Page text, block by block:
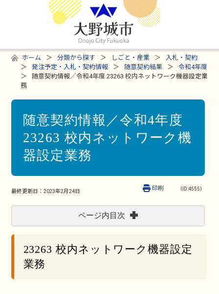
ホーム 分類から探す しごと・産業
入札・契約
発注予定・入札・契約情報
随意契約結果
令和4年度
随意契約情報／令和4年度 23263 校内ネットワーク機器設定業
務
随意契約情報／令和4年度
23263 校内ネットワーク機
器設定業務
最終更新日： 2023年2月24日 （ID:4555）
印刷
ページ内目次
23263 校内ネットワーク機器設定
業務